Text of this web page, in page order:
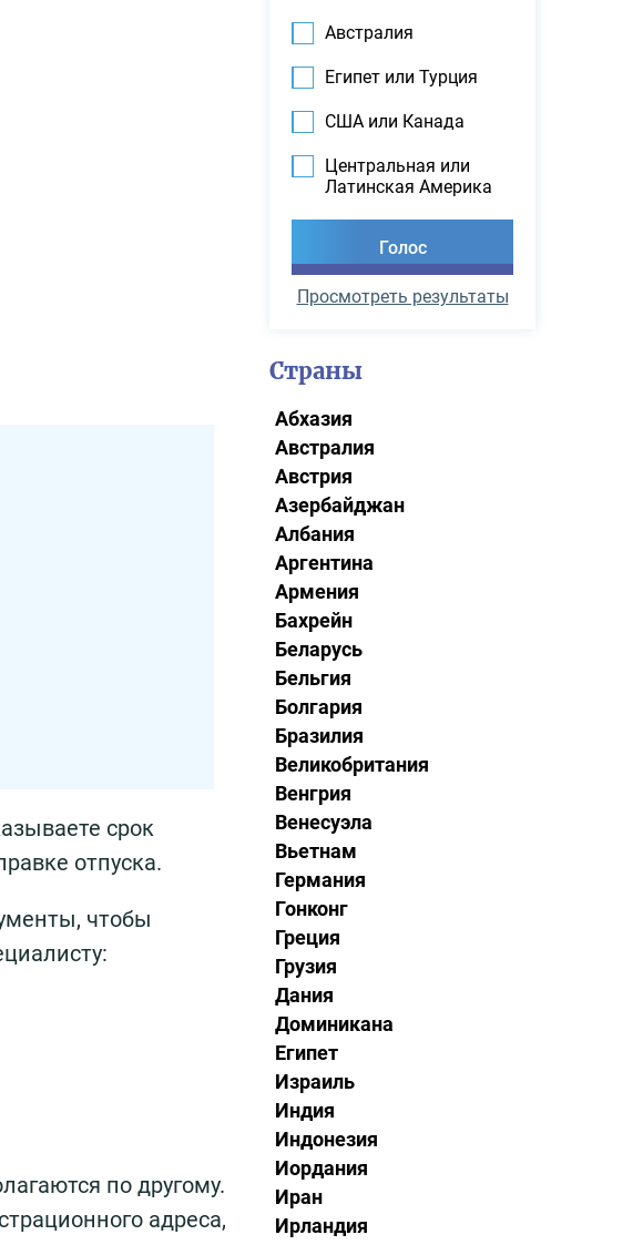
срок
отпуска.
чтобы
по другому.
адреса,
Австралия
Египет или Турция
США или Канада
Центральная или
Латинская Америка
Просмотреть результаты
Страны
Абхазия
Австралия
Австрия
Азербайджан
Албания
Аргентина
Армения
Бахрейн
Беларусь
Бельгия
Болгария
Бразилия
Великобритания
Венгрия
Венесуэла
Вьетнам
Германия
Гонконг
Греция
Грузия
Дания
Доминикана
Египет
Израиль
Индия
Индонезия
Иордания
Иран
Ирландия